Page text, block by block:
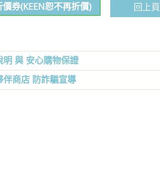
價券(KEEN恕不再折價) 回上頁
明 與 安心購物保證
伴商店 防詐騙宣導